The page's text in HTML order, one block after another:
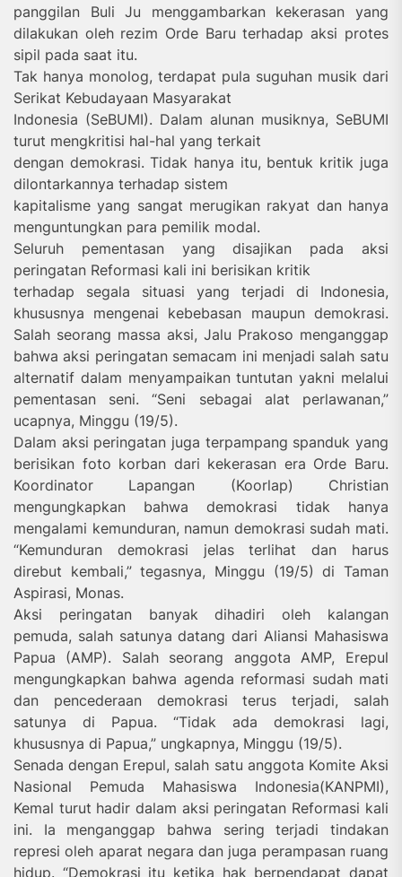
panggilan Buli Ju menggambarkan kekerasan yang
dilakukan oleh rezim Orde Baru terhadap aksi protes
sipil pada saat itu.
Tak hanya monolog, terdapat pula suguhan musik dari
Serikat Kebudayaan Masyarakat
Indonesia (SeBUMI). Dalam alunan musiknya, SeBUMI
turut mengkritisi hal-hal yang terkait
dengan demokrasi. Tidak hanya itu, bentuk kritik juga
dilontarkannya terhadap sistem
kapitalisme yang sangat merugikan rakyat dan hanya
menguntungkan para pemilik modal.
Seluruh pementasan yang disajikan pada aksi
peringatan Reformasi kali ini berisikan kritik
terhadap segala situasi yang terjadi di Indonesia,
khususnya mengenai kebebasan maupun demokrasi.
Salah seorang massa aksi, Jalu Prakoso menganggap
bahwa aksi peringatan semacam ini menjadi salah satu
alternatif dalam menyampaikan tuntutan yakni melalui
pementasan seni. “Seni sebagai alat perlawanan,”
ucapnya, Minggu (19/5).
Dalam aksi peringatan juga terpampang spanduk yang
berisikan foto korban dari kekerasan era Orde Baru.
Koordinator Lapangan (Koorlap) Christian
mengungkapkan bahwa demokrasi tidak hanya
mengalami kemunduran, namun demokrasi sudah mati.
“Kemunduran demokrasi jelas terlihat dan harus
direbut kembali,” tegasnya, Minggu (19/5) di Taman
Aspirasi, Monas.
Aksi peringatan banyak dihadiri oleh kalangan
pemuda, salah satunya datang dari Aliansi Mahasiswa
Papua (AMP). Salah seorang anggota AMP, Erepul
mengungkapkan bahwa agenda reformasi sudah mati
dan pencederaan demokrasi terus terjadi, salah
satunya di Papua. “Tidak ada demokrasi lagi,
khususnya di Papua,” ungkapnya, Minggu (19/5).
Senada dengan Erepul, salah satu anggota Komite Aksi
Nasional Pemuda Mahasiswa Indonesia(KANPMI),
Kemal turut hadir dalam aksi peringatan Reformasi kali
ini. Ia menganggap bahwa sering terjadi tindakan
represi oleh aparat negara dan juga perampasan ruang
hidup. “Demokrasi itu ketika hak berpendapat dapat